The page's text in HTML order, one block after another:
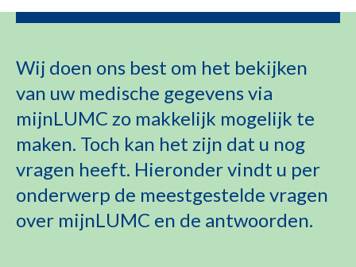
Wij doen ons best om het bekijken
van uw medische gegevens via
mijnLUMC zo makkelijk mogelijk te
maken. Toch kan het zijn dat u nog
vragen heeft. Hieronder vindt u per
onderwerp de meestgestelde vragen
over mijnLUMC en de antwoorden.